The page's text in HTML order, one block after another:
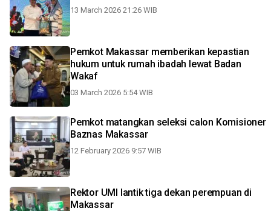
13 March 2026 21:26 WIB
Pemkot Makassar memberikan kepastian
hukum untuk rumah ibadah lewat Badan
Wakaf
03 March 2026 5:54 WIB
Pemkot matangkan seleksi calon Komisioner
Baznas Makassar
12 February 2026 9:57 WIB
Rektor UMI lantik tiga dekan perempuan di
Makassar